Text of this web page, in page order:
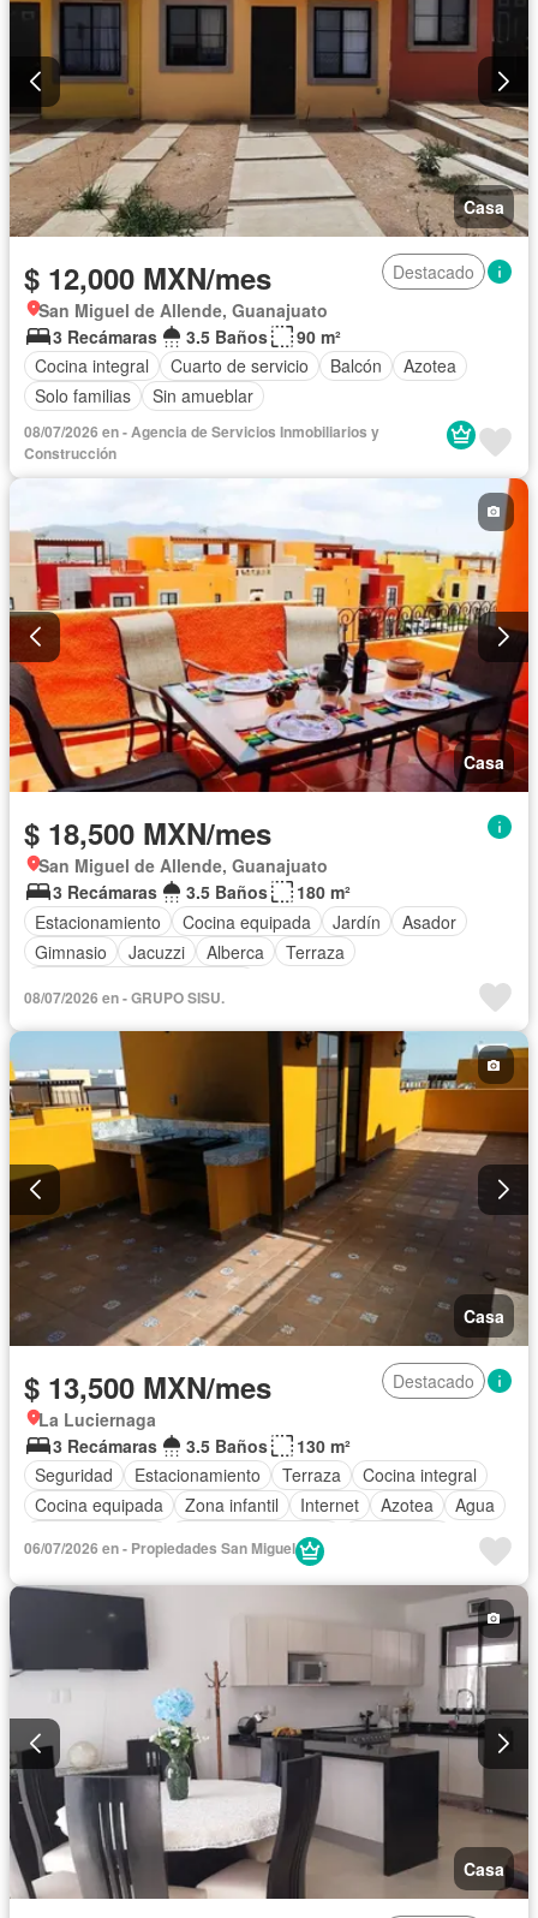
Casa
$ 12,000 MXN/mes
Destacado
San Miguel de Allende, Guanajuato
3 Recámaras
3.5 Baños
90 m²
Cocina integral
Cuarto de servicio Balcón
Azotea
Solo familias
Sin amueblar
08/07/2026 en - Agencia de Servicios Inmobiliarios y
Construcción
Casa
$ 18,500 MXN/mes
San Miguel de Allende, Guanajuato
3 Recámaras
3.5 Baños
180 m²
Estacionamiento
Cocina equipada Jardín
Asador
Gimnasio
Jacuzzi Alberca
Terraza
08/07/2026 en - GRUPO SISU.
Casa
$ 13,500 MXN/mes
Destacado
La Luciernaga
3 Recámaras
3.5 Baños
130 m²
Seguridad
Estacionamiento Terraza
Cocina integral
Cocina equipada
Zona infantil Internet Azotea
Agua
Televisión por cable
Zonas verdes Permite mascotas
Permite niños
Sin amueblar
06/07/2026 en - Propiedades San Miguel
Casa